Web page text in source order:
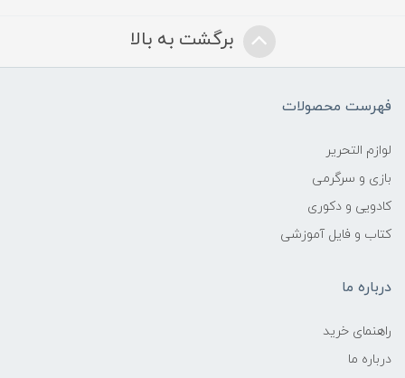
برگشت به بالا
فهرست محصولات
لوازم التحریر
بازی و سرگرمی
کادویی و دکوری
کتاب و فایل آموزشی
درباره ما
راهنمای خرید
درباره ما